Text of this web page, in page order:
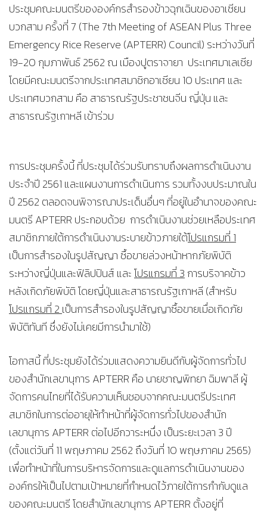
ประชุมคณะมนตรีขององค์กรสำรองข้าวฉุกเฉินของอาเซียน
บวกสาม ครั้งที่ 7 (The 7th Meeting of ASEAN Plus Three
Emergency Rice Reserve (APTERR) Council) ระหว่างวันที่
19-20 กุมภาพันธ์ 2562 ณ เมืองปูตราจายา ประเทศมาเลเซีย
โดยมีคณะมนตรีจากประเทศสมาชิกอาเซียน 10 ประเทศ และ
ประเทศบวกสาม คือ สาธารณรัฐประชาชนจีน ญี่ปุ่น และ
สาธารณรัฐเกาหลี เข้าร่วม
การประชุมครั้งนี้ ที่ประชุมได้ร่วมรับทราบถึงผลการดำเนินงาน
ประจำปี 2561 และแผนงานการดำเนินการ รวมทั้งงบประมาณใน
ปี 2562 ตลอดจนพิจารณาประเด็นอื่นๆ ที่อยู่ในอำนาจของคณะ
มนตรี APTERR ประกอบด้วย การดำเนินงานช่วยเหลือประเทศ
สมาชิกภายใต้การดำเนินงานระบายข้าวภายใต้โปรแกรมที่ 1
เป็นการสำรองในรูปสัญญา ซื้อขายล่วงหน้าหากภัยพิบัติ
ระหว่างญี่ปุ่นและฟิลิปปินส์ และโปรแกรมที่ 3 การบริจาคข้าว
หลังเกิดภัยพิบัติ โดยญี่ปุ่นและสาธารณรัฐเกาหลี (สำหรับ
โปรแกรมที่ 2 เป็นการสำรองในรูปสัญญาซื้อขายเมื่อเกิดภัย
พิบัติทันที ซึ่งยังไม่เคยมีการนำมาใช้)
โอกาสนี้ ที่ประชุมยังได้ร่วมแสดงความยินดีกับผู้จัดการทั่วไป
ของสำนักเลขานุการ APTERR คือ นายชาญพิทยา ฉิมพาลี ผู้
จัดการคนไทยที่ได้รับความเห็นชอบจากคณะมนตรีประเทศ
สมาชิกในการต่ออายุให้ทำหน้าที่ผู้จัดการทั่วไปของสำนัก
เลขานุการ APTERR ต่อไปอีกวาระหนึ่ง เป็นระยะเวลา 3 ปี
(ตั้งแต่วันที่ 11 พฤษภาคม 2562 ถึงวันที่ 10 พฤษภาคม 2565)
เพื่อทำหน้าที่ในการบริหารจัดการและดูแลการดำเนินงานของ
องค์กรให้เป็นไปตามเป้าหมายที่กำหนดไว้ภายใต้การกำกับดูแล
ของคณะมนตรี โดยสำนักเลขานุการ APTERR ตั้งอยู่ที่